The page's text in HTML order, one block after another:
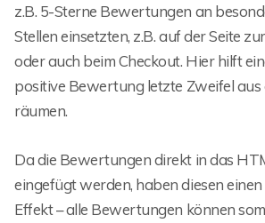
z.B. 5-Sterne Bewertungen an
Stellen einsetzten, z.B. auf der Seite
oder auch beim Checkout. Hier hilft
positive Bewertung letzte Zweifel aus
räumen.
Da die Bewertungen direkt in das
eingefügt werden, haben diesen einen
Effekt – alle Bewertungen können